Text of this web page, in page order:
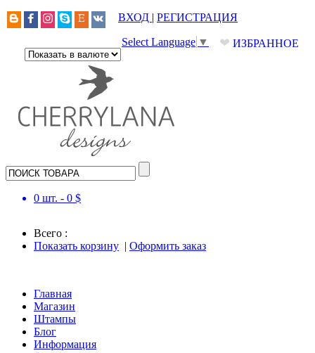
ВХОД | РЕГИСТРАЦИЯ
❤ ИЗБРАННОЕ
Select Language ▼
0 шт. - 0 $
Всего :
Показать корзину | Оформить заказ
Главная
Магазин
Штампы
Блог
Информация